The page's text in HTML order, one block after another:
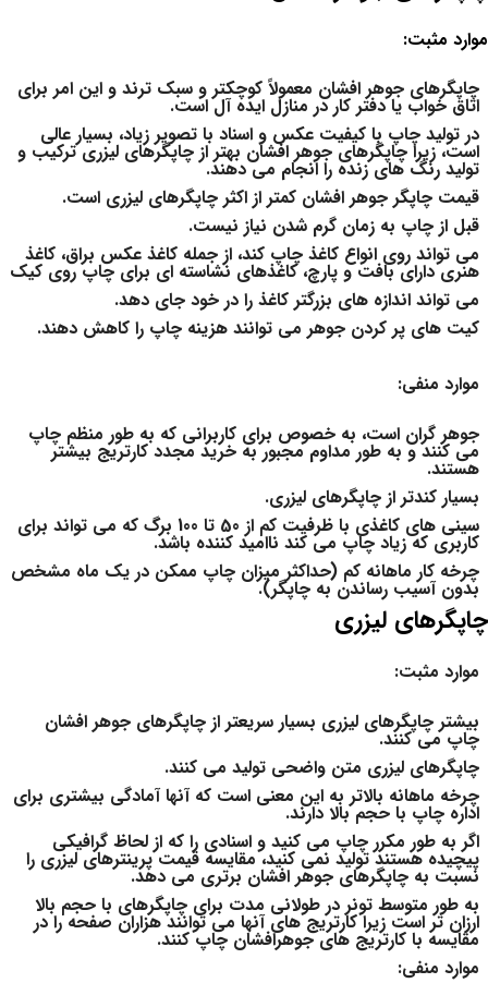
موارد مثبت:
چاپگرهای جوهر افشان معمولاً کوچکتر و سبک ترند و این امر برای
اتاق خواب یا دفتر کار در منازل ایده آل است.
در تولید چاپ با کیفیت عکس و اسناد با تصویر زیاد، بسیار عالی
است، زیرا چاپگرهای جوهر افشان بهتر از چاپگرهای لیزری ترکیب و
تولید رنگ های زنده را انجام می دهند.
قیمت چاپگر جوهر افشان کمتر از اکثر چاپگرهای لیزری است.
قبل از چاپ به زمان گرم شدن نیاز نیست.
می تواند روی انواع کاغذ چاپ کند، از جمله کاغذ عکس براق، کاغذ
هنری دارای بافت و پارچ، کاغذهای نشاسته ای برای چاپ روی کیک
می تواند اندازه های بزرگتر کاغذ را در خود جای دهد.
کیت های پر کردن جوهر می توانند هزینه چاپ را کاهش دهند.
موارد منفی:
جوهر گران است، به خصوص برای کاربرانی که به طور منظم چاپ
می کنند و به طور مداوم مجبور به خرید مجدد کارتریج بیشتر
هستند.
بسیار کندتر از چاپگرهای لیزری.
سینی های کاغذی با ظرفیت کم از 50 تا 100 برگ که می تواند برای
کاربری که زیاد چاپ می کند ناامید کننده باشد.
چرخه کار ماهانه کم (حداکثر میزان چاپ ممکن در یک ماه مشخص
بدون آسیب رساندن به چاپگر).
چاپگرهای لیزری
موارد مثبت:
بیشتر چاپگرهای لیزری بسیار سریعتر از چاپگرهای جوهر افشان
چاپ می کنند.
چاپگرهای لیزری متن واضحی تولید می کنند.
چرخه ماهانه بالاتر به این معنی است که آنها آمادگی بیشتری برای
اداره چاپ با حجم بالا دارند.
اگر به طور مكرر چاپ می كنید و اسنادی را كه از لحاظ گرافیكی
پیچیده هستند تولید نمی كنید، مقایسه قیمت پرینترهای لیزری را
نسبت به چاپگرهای جوهر افشان برتری می دهد.
به طور متوسط ​​تونر در طولانی مدت برای چاپگرهای با حجم بالا
ارزان تر است زیرا کارتریج های آنها می توانند هزاران صفحه را در
مقایسه با کارتریج های جوهرافشان چاپ کنند.
موارد منفی: